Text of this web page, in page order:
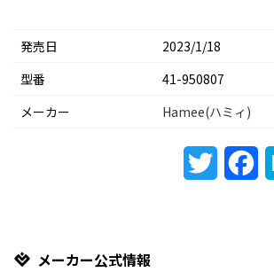
発売日
2023/1/18
型番
41-950807
メーカー
Hamee(ハミィ)
Twitter
メーカー公式情報